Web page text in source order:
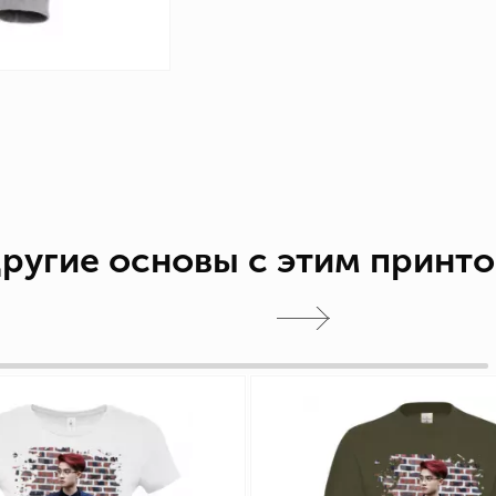
основы с этим